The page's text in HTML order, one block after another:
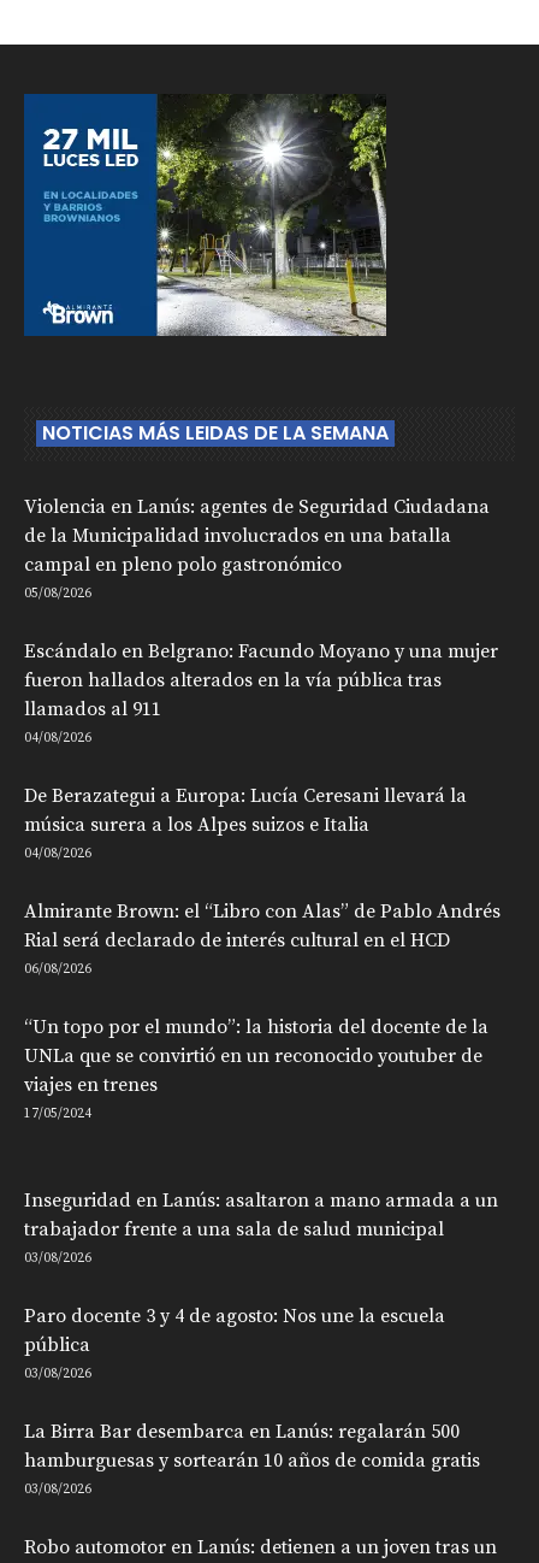
NOTICIAS MÁS LEIDAS DE LA SEMANA
Violencia en Lanús: agentes de Seguridad Ciudadana
de la Municipalidad involucrados en una batalla
campal en pleno polo gastronómico
05/08/2026
Escándalo en Belgrano: Facundo Moyano y una mujer
fueron hallados alterados en la vía pública tras
llamados al 911
04/08/2026
De Berazategui a Europa: Lucía Ceresani llevará la
música surera a los Alpes suizos e Italia
04/08/2026
Almirante Brown: el “Libro con Alas” de Pablo Andrés
Rial será declarado de interés cultural en el HCD
06/08/2026
“Un topo por el mundo”: la historia del docente de la
UNLa que se convirtió en un reconocido youtuber de
viajes en trenes
17/05/2024
Inseguridad en Lanús: asaltaron a mano armada a un
trabajador frente a una sala de salud municipal
03/08/2026
Paro docente 3 y 4 de agosto: Nos une la escuela
pública
03/08/2026
La Birra Bar desembarca en Lanús: regalarán 500
hamburguesas y sortearán 10 años de comida gratis
03/08/2026
Robo automotor en Lanús: detienen a un joven tras un